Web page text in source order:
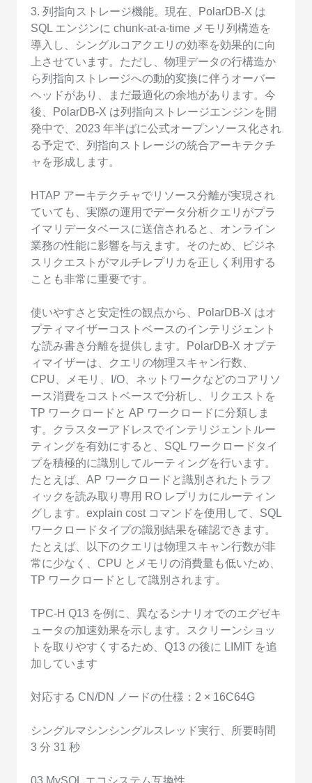
3. 列指向ストレージ機能。現在、PolarDB-X は
SQL エンジンに chunk-at-a-time メモリ列構造を
導入し、シングルコアクエリの効率を効果的に向
上させています。ただし、物理データの行構造か
ら列指向ストレージへの動的変換に伴うオーバー
ヘッドがあり、まだ最適化の余地があります。今
後、PolarDB-X は列指向ストレージエンジンを開
発中で、2023 年半ばに公式オープンソース化され
る予定で、列指向ストレージの統合アーキテクチ
ャを形成します。
HTAP アーキテクチャでリソース分離が実現され
ていても、実際の運用でデータ分析クエリがプラ
イマリデータベースに送信されると、オンライン
業務の性能に影響を与えます。そのため、ビジネ
スリクエストがマルチレプリカを正しく利用する
ことも非常に重要です。
使いやすさと安定性の観点から、PolarDB-X はオ
プティマイザーコストベースのインテリジェント
な読み書き分離を提供します。PolarDB-X オプテ
ィマイザーは、クエリの物理スキャン行数、
CPU、メモリ、I/O、ネットワークなどのコアリソ
ース消費をコストベースで分析し、リクエストを
TP ワークロードと AP ワークロードに分類しま
す。クラスターアドレスでインテリジェントルー
ティングを有効にすると、SQL ワークロードタイ
プを積極的に識別してルーティングを行います。
たとえば、AP ワークロードと識別されたトラフ
ィックを読み取り専用 RO レプリカにルーティン
グします。explain cost コマンドを使用して、SQL
ワークロードタイプの識別結果を確認できます。
たとえば、以下のクエリは物理スキャン行数が非
常に少なく、CPU とメモリの消費量も低いため、
TP ワークロードとして識別されます。
TPC-H Q13 を例に、異なるシナリオでのエグゼキ
ュータの加速効果を示します。スクリーンショッ
トを取りやすくするため、Q13 の後に LIMIT を追
加しています
対応する CN/DN ノードの仕様：2 × 16C64G
シングルマシンシングルスレッド実行、所要時間
3 分 31 秒
03 MySQL エコシステム互換性